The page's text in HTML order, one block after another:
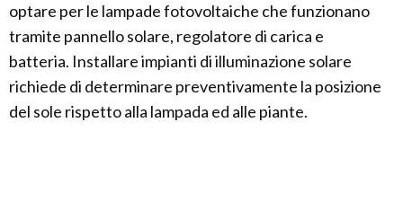
optare per le lampade fotovoltaiche che funzionano
tramite pannello solare, regolatore di carica e
batteria. Installare impianti di illuminazione solare
richiede di determinare preventivamente la posizione
del sole rispetto alla lampada ed alle piante.